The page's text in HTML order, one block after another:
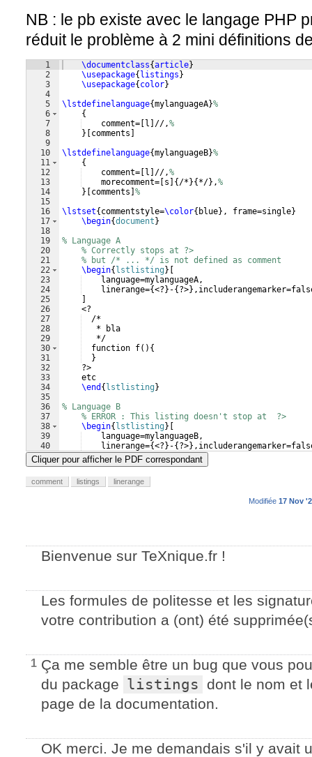
NB : le pb existe avec le langage PHP
réduit le problème à 2 mini définitions
1
2
3
4
5
6
7
8
9
10
11
12
13
14
15
16
17
18
19
20
21
22
23
24
25
26
27
28
29
30
31
32
33
34
35
36
37
38
39
40
41
\documentclass{article}
\usepackage{ listings }
\usepackage{ color}
\lstdefinelanguage{mylanguageA}%
{
    comment=
l //,%
}
comments
\lstdefinelanguage{mylanguageB}%
{
    comment=
l //,%
    morecomment=
s { /* }{ */} ,%
}
comments %
\lstset{ commentstyle=\color{ blue} , frame=single}
\begin{document }
% Language A
% Correctly stops at ?>
% but /* ... */ is not defined as comment
\begin{ lstlisting }
    language=mylanguageA,
linerange={<?}-
    <?
  /*
   * bla
   */
  function f(){
  }
    ?>
    etc
\end { lstlisting }
% Language B
% ERROR : This listing doesn't stop at  ?>
\begin{ lstlisting }
    language=mylanguageB,
linerange={<?}-
    ]
Cliquer pour afficher le PDF correspondant
comment listings linerange
Modifiée 17 Nov
Bienvenue sur TeXnique.fr !
Les formules de politesse et les
votre contribution a (ont) été
1 Ça me semble être un bug que vous
du package listings
dont le nom et
page de la documentation.
OK merci. Je me demandais s'il y avait